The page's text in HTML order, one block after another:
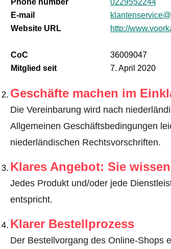
Phone number
0229552244
E-mail
Website URL
http://
CoC
36009047
Mitglied seit
7. April 2020
Geschäfte machen im
Die Vereinbarung wird nach
Allgemeinen Geschäftsbedingungen
niederländischen Rechtsvorschriften.
Klares Angebot: Sie
Jedes Produkt und/oder jede
entspricht.
Klarer Bestellprozess
Der Bestellvorgang des Online-Shops